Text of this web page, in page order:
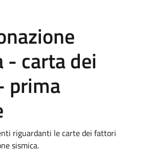
- carta dei
prima
riguardanti le carte dei fattori
sismica.